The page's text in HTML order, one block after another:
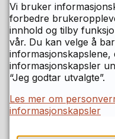
Sigrid
Assisterende
E-
post
Send e-
Telefon
Vi bruker
forbedre
innhold og tilby
vår. Du kan velge å
informasjonskapsler
“Jeg godtar utvalgte”.
Les mer om
informasjonskapsler